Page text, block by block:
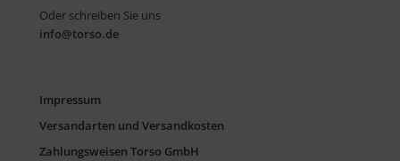
Oder schreiben Sie uns
info@torso.de
Impressum
Versandarten und Versandkosten
Zahlungsweisen Torso GmbH